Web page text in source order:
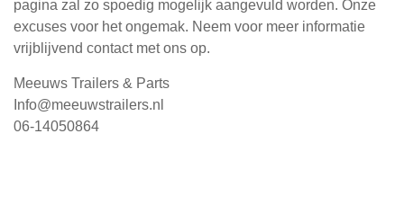
pagina zal zo spoedig mogelijk aangevuld worden. Onze
excuses voor het ongemak. Neem voor meer informatie
vrijblijvend contact met ons op.
Meeuws Trailers & Parts
Info@meeuwstrailers.nl
06-14050864